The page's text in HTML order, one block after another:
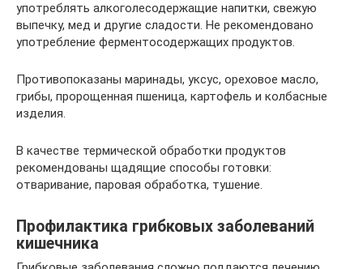
употреблять алкоголесодержащие напитки, свежую
выпечку, мед и другие сладости. Не рекомендовано
употребление ферментосодержащих продуктов.
Противопоказаны маринады, уксус, ореховое масло,
грибы, пророщенная пшеница, картофель и колбасные
изделия.
В качестве термической обработки продуктов
рекомендованы щадящие способы готовки:
отваривание, паровая обработка, тушение.
Профилактика грибковых заболеваний
кишечника